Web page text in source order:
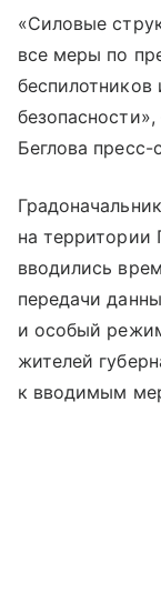
«Силовые
все меры по
Беглова
на территории
вводились
передачи
и особый
жителей
к вводимым